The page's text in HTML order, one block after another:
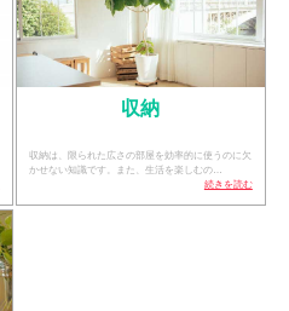
収納
収納は、限られた広さの部屋を効率的に使うのに欠
かせない知識です。また、生活を楽しむの…
続きを読む